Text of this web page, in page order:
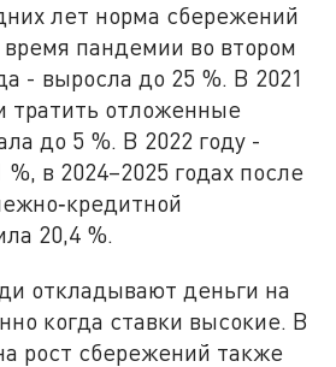
лет норма сбережений
пандемии во втором
- выросла до 25 %. В 2021
тратить отложенные
до 5 %. В 2022 году -
в 2024–2025 годах после
20,4 %.
откладывают деньги на
когда ставки высокие. В
рост сбережений также